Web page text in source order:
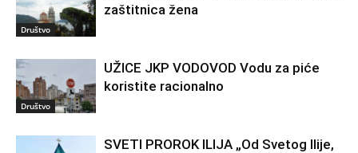
Društvo
zaštitnica žena
Društvo
UŽICE JKP VODOVOD Vodu za piće
koristite racionalno
SVETI PROROK ILIJA „Od Svetog Ilije,